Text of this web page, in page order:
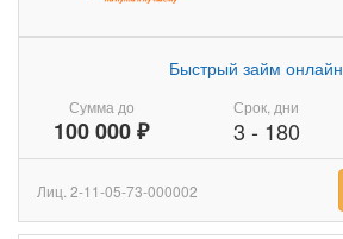
Сумма до
100 000 ₽
Быстрый займ онлайн
Срок, дни
3 - 180
Лиц. 2-11-05-73-000002